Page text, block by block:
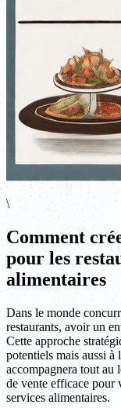
\
Comment
pour les
alimentaires
Dans le monde
restaurants, avoir un
Cette approche
potentiels mais aussi
accompagnera tout au
de vente efficace pour
services alimentaires.